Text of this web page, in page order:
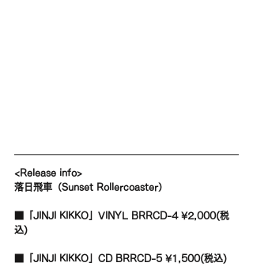
<Release info>
落日飛車（Sunset Rollercoaster）
■「JINJI KIKKO」VINYL BRRCD-4 ¥2,000(税
込)
■「JINJI KIKKO」CD BRRCD-5 ¥1,500(税込)